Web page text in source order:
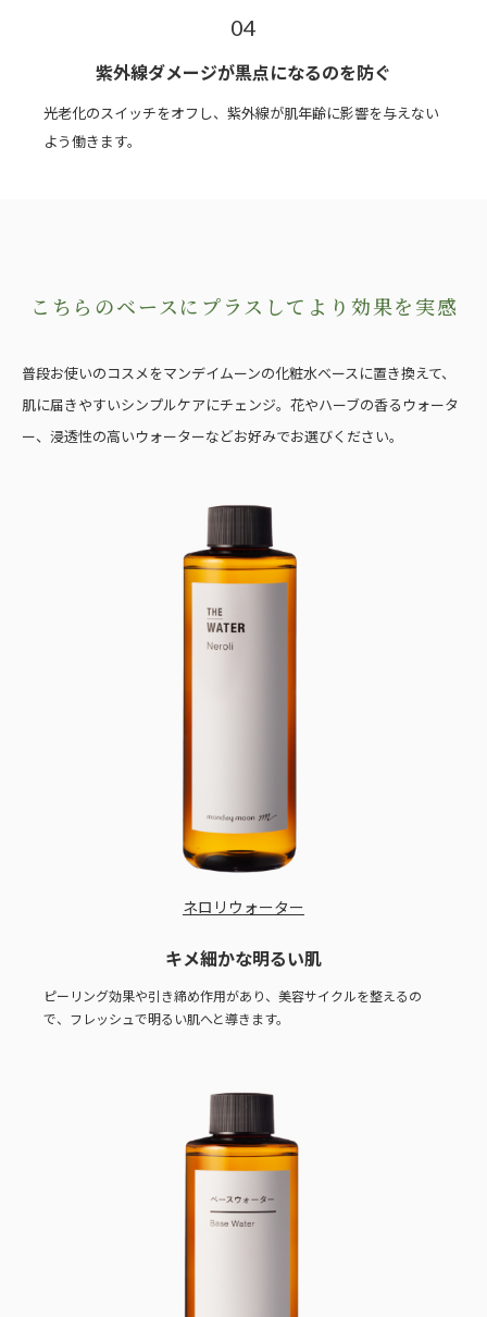
04
紫外線ダメージが黒点になるのを防ぐ
光老化のスイッチをオフし、紫外線が肌年齢に影響を与えない
よう働きます。
こちらのベースにプラスして より効果を実感
普段お使いのコスメをマンデイムーンの化粧水ベースに置き換えて、
肌に届きやすいシンプルケアにチェンジ。 花やハーブの香るウォータ
ー、浸透性の高いウォーターなどお好みでお選びください。
ネロリウォーター
キメ細かな明るい肌
ピーリング効果や引き締め作用があり、美容サイクルを整えるの
で、フレッシュで明るい肌へと導きます。